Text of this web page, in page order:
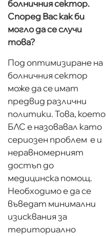
болничния сектор.
Според Вас как би
могло да се случи
това?
Под оптимизиране на
болничния сектор
може да се имат
предвид различни
политики. Това, което
БЛС е назовавал като
сериозен проблем е и
неравномерният
достъп до
медицинска помощ.
Необходимо е да се
въведат минимални
изисквания за
териториално